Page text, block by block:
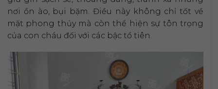
nơi ồn ào, bụi bặm. Điều này không chỉ tốt về
mặt phong thủy mà còn thể hiện sự tôn trọng
của con cháu đối với các bậc tổ tiên.